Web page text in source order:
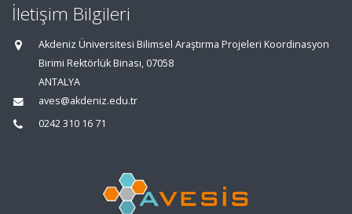
İletişim Bilgileri
Akdeniz Üniversitesi Bilimsel Araştırma Projeleri Koordinasyon
Birimi Rektörlük Binası, 07058
ANTALYA
aves@akdeniz.edu.tr
0242 310 16 71